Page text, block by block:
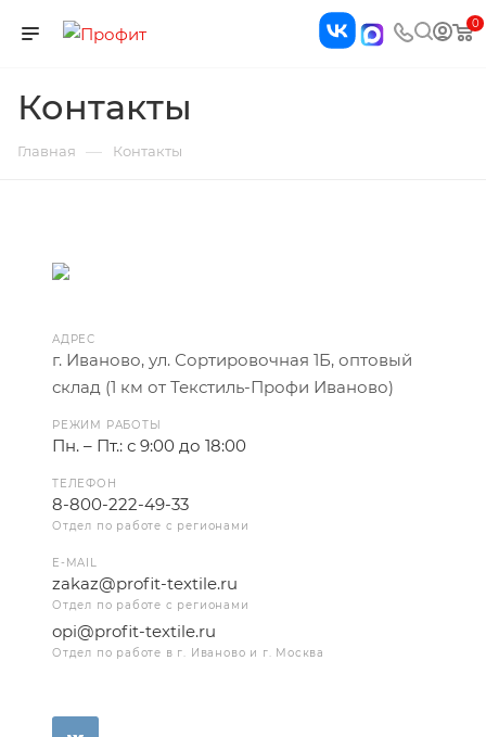
0
Контакты
Главная — Контакты
АДРЕС
г. Иваново, ул. Сортировочная 1Б, оптовый
склад (1 км от Текстиль-Профи Иваново)
РЕЖИМ РАБОТЫ
Пн. – Пт.: с 9:00 до 18:00
ТЕЛЕФОН
8-800-222-49-33
Отдел по работе с регионами
E-MAIL
zakaz@profit-textile.ru
Отдел по работе с регионами
opi@profit-textile.ru
Отдел по работе в г. Иваново и г. Москва